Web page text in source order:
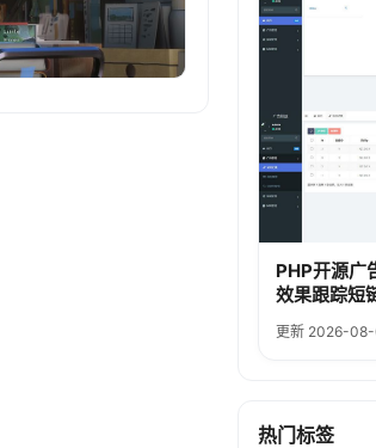
PHP开源广
效果跟踪短
更新 2026-
热门标签